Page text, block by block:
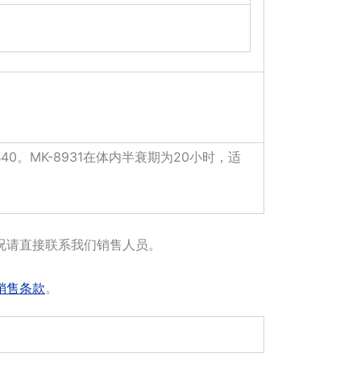
。MK-8931在体内半衰期为20小时，适
直接联系我们销售人员。
售条款。